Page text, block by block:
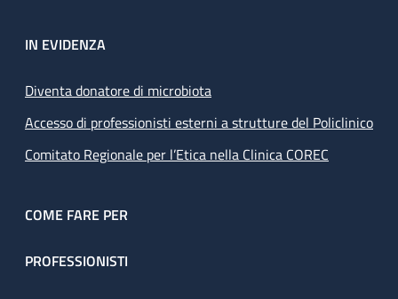
IN EVIDENZA
Diventa donatore di microbiota
Accesso di professionisti esterni a strutture del Policlinico
Comitato Regionale per l’Etica nella Clinica COREC
COME FARE PER
PROFESSIONISTI